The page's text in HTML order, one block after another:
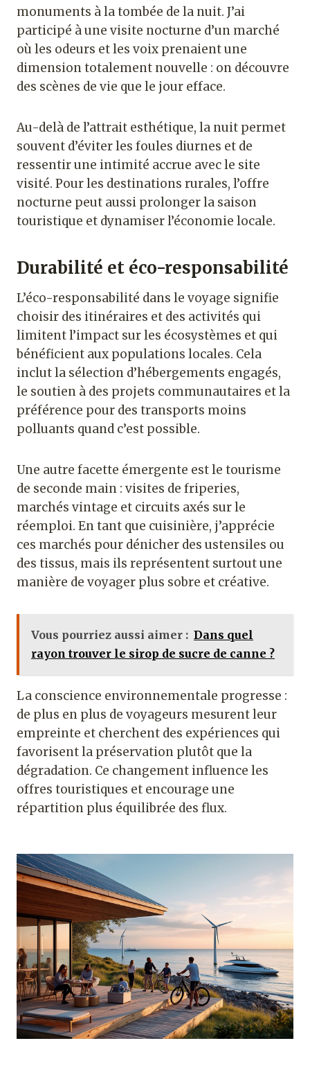
monuments à la tombée de la nuit. J’ai
participé à une visite nocturne d’un marché
où les odeurs et les voix prenaient une
dimension totalement nouvelle : on découvre
des scènes de vie que le jour efface.
Au-delà de l’attrait esthétique, la nuit permet
souvent d’éviter les foules diurnes et de
ressentir une intimité accrue avec le site
visité. Pour les destinations rurales, l’offre
nocturne peut aussi prolonger la saison
touristique et dynamiser l’économie locale.
Durabilité et éco-responsabilité
L’éco-responsabilité dans le voyage signifie
choisir des itinéraires et des activités qui
limitent l’impact sur les écosystèmes et qui
bénéficient aux populations locales. Cela
inclut la sélection d’hébergements engagés,
le soutien à des projets communautaires et la
préférence pour des transports moins
polluants quand c’est possible.
Une autre facette émergente est le tourisme
de seconde main : visites de friperies,
marchés vintage et circuits axés sur le
réemploi. En tant que cuisinière, j’apprécie
ces marchés pour dénicher des ustensiles ou
des tissus, mais ils représentent surtout une
manière de voyager plus sobre et créative.
Vous pourriez aussi aimer : Dans quel
rayon trouver le sirop de sucre de canne ?
La conscience environnementale progresse :
de plus en plus de voyageurs mesurent leur
empreinte et cherchent des expériences qui
favorisent la préservation plutôt que la
dégradation. Ce changement influence les
offres touristiques et encourage une
répartition plus équilibrée des flux.